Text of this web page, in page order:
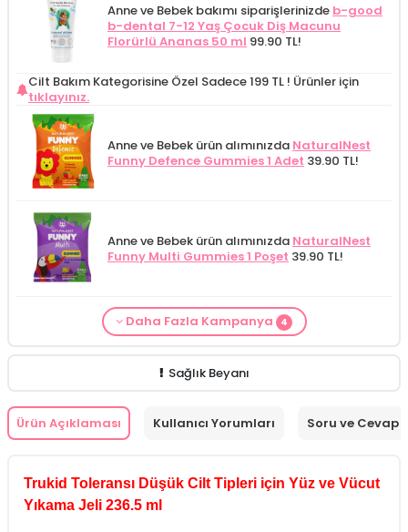
Anne ve Bebek bakımı siparişlerinizde b-good
b-dental 7-12 Yaş Çocuk Diş Macunu
Florürlü Ananas 50 ml 99.90 TL!
Cilt Bakım Kategorisine Özel Sadece 199 TL ! Ürünler için
tıklayınız.
Anne ve Bebek ürün alımınızda NaturalNest
Funny Defence Gummies 1 Adet 39.90 TL!
Anne ve Bebek ürün alımınızda NaturalNest
Funny Multi Gummies 1 Poşet 39.90 TL!
From Natura Kadınlar İçin Terleme Karşıtı
Alls Biocosmetics Organik Anti Stretch Mark
Anne ve Bebek bakımı siparişlerinizde
Cilt Bakım ürünü siparişinizdeMamaaura
Daha Fazla Kampanya 4
Sağlık Beyanı
Ürün Açıklaması Kullanıcı Yorumları Soru ve Cevap
Trukid Toleransı Düşük Cilt Tipleri için Yüz ve Vücut
Yıkama Jeli 236.5 ml